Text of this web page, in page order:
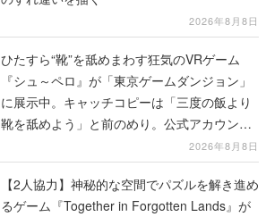
2026年8月8日
ひたすら“靴”を舐めまわす狂気のVRゲーム
『シュ～ペロ』が「東京ゲームダンジョン」
に展示中。キャッチコピーは「三度の飯より
靴を舐めよう」と前のめり。公式アカウント
も開設され、2026年リリースに向けて開発中
2026年8月8日
【2人協力】神秘的な空間でパズルを解き進め
るゲーム『Together in Forgotten Lands』が